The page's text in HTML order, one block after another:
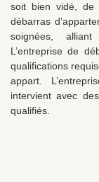
soit bien vidé, de
débarras
soignées,
L’entreprise de
qualifications
appart.
intervient avec
qualifiés.